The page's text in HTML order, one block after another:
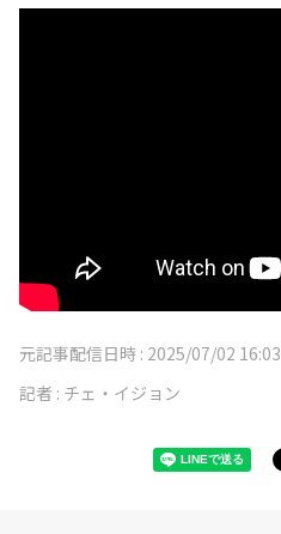
元記事配信日時 : 2025/07/02 16:03
記者 : チェ・イジョン